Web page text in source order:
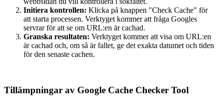
Initiera kontrollen: Klicka på knappen "Check Cache" för
att starta processen. Verktyget kommer att fråga Googles
servrar för att se om URL:en är cachad.
Granska resultaten: Verktyget kommer att visa om URL:en
är cachad och, om så är fallet, ge det exakta datumet och tiden
för den senaste cachen.
Tillämpningar av Google Cache Checker Tool